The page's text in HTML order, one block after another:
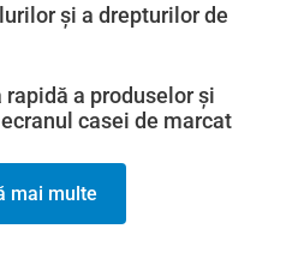
și a drepturilor de
rapidă a produselor și
casei de marcat
mai multe